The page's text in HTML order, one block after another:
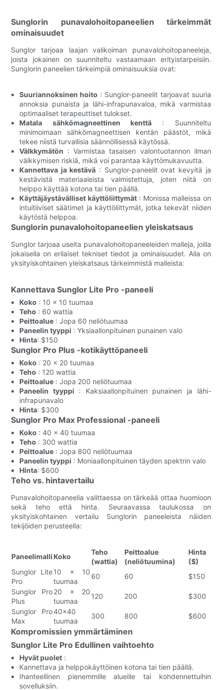
Sunglorin punavalohoitopaneelien tärkeimmät
ominaisuudet
Sunglor tarjoaa laajan valikoiman punavalohoitopaneeleja,
joista jokainen on suunniteltu vastaamaan erityistarpeisiin.
Sunglorin paneelien tärkeimpiä ominaisuuksia ovat:
Suuriannoksinen hoito : Sunglor-paneelit tarjoavat suuria
annoksia punaista ja lähi-infrapunavaloa, mikä varmistaa
optimaaliset terapeuttiset tulokset.
Matala sähkömagneettinen kenttä: Suunniteltu
minimoimaan sähkömagneettisen kentän päästöt, mikä
tekee niistä turvallisia säännöllisessä käytössä.
Välkkymätön : Varmistaa tasaisen valontuotannon ilman
välkkymisen riskiä, ​​mikä voi parantaa käyttömukavuutta.
Kannettava ja kestävä : Sunglor-paneelit ovat kevyitä ja
kestävistä materiaaleista valmistettuja, joten niitä on
helppo käyttää kotona tai tien päällä.
Käyttäjäystävälliset käyttöliittymät: Monissa malleissa on
intuitiiviset säätimet ja käyttöliittymät, jotka tekevät niiden
käytöstä helppoa.
Sunglorin punavalohoitopaneelien yleiskatsaus
Sunglor tarjoaa useita punavalohoitopaneeleiden malleja, joilla
jokaisella on erilaiset tekniset tiedot ja ominaisuudet. Alla on
yksityiskohtainen yleiskatsaus tärkeimmistä malleista:
Kannettava Sunglor Lite Pro -paneeli
Koko : 10 x 10 tuumaa
Teho : 60 wattia
Peittoalue : Jopa 60 neliötuumaa
Paneelin tyyppi : Yksiaallonpituinen punainen valo
Hinta: $150
Sunglor Pro Plus -kotikäyttöpaneeli
Koko : 20 x 20 tuumaa
Teho : 120 wattia
Peittoalue : Jopa 200 neliötuumaa
Paneelin tyyppi : Kaksiaallonpituinen punainen ja lähi-
infrapunavalo
Hinta: $300
Sunglor Pro Max Professional -paneeli
Koko : 40 x 40 tuumaa
Teho : 300 wattia
Peittoalue : Jopa 800 neliötuumaa
Paneelin tyyppi : Moniaallonpituinen täyden spektrin valo
Hinta: $600
Teho vs. hintavertailu
Punavalohoitopaneelia valittaessa on tärkeää ottaa huomioon
sekä teho että hinta. Seuraavassa taulukossa on
yksityiskohtainen vertailu Sunglorin paneeleista näiden
tekijöiden perusteella:
Paneelimalli Koko
Teho
(wattia)
Peittoalue
(neliötuumina)
Hinta
($)
Sunglor Lite
Pro
10 x 10
tuumaa
60 60
$150
Sunglor Pro
Plus
20 x 20
tuumaa
120 200
$300
Sunglor Pro
Max
40x40
tuumaa
300 800 $600
Kompromissien ymmärtäminen
Sunglor Lite Pro Edullinen vaihtoehto
Hyvät puolet :
Kannettava ja helppokäyttöinen kotona tai tien päällä.
Ihanteellinen pienemmille alueille tai kohdennettuihin
sovelluksiin.